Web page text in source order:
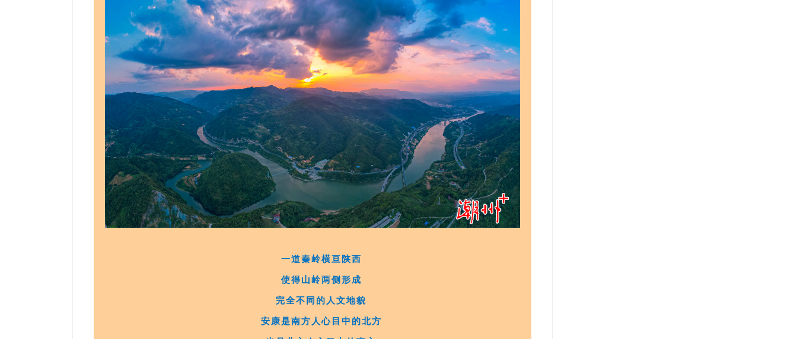
一道秦岭横亘陕西
使得山岭两侧形成
完全不同的人文地貌
安康是南方人心目中的北方